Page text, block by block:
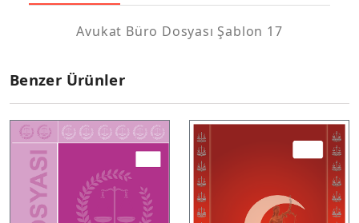
Avukat Büro Dosyası Şablon 17
Benzer Ürünler